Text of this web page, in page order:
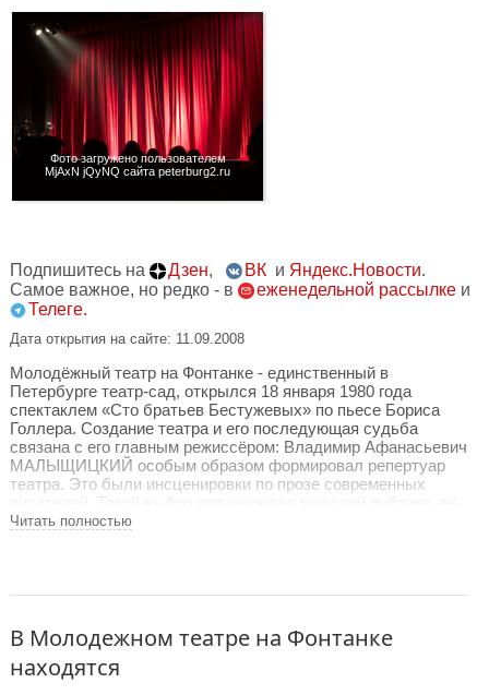
Фото загружено пользователем
MjAxN jQyNQ сайта peterburg2.ru
Подпишитесь на Дзен, ВК и Яндекс.Новости.
Самое важное, но редко - в
еженедельной рассылке и
Телеге.
Дата открытия на сайте: 11.09.2008
Молодёжный театр на Фонтанке - единственный в
Петербурге театр-сад, открылся 18 января 1980 года
спектаклем «Сто братьев Бестужевых» по пьесе Бориса
Голлера. Создание театра и его последующая судьба
связана с его главным режиссёром: Владимир Афанасьевич
МАЛЫЩИЦКИЙ особым образом формировал репертуар
театра. Это были инсценировки по прозе современных
писателей. Такой выбор импонировал молодой публике, её
привлекала особая интонация спектаклей - то
Михайлович ПАДВЕ - талантливый ленинградский режиссёр,
сохранил своё название, труппу и некоторые спектакли, но
внутренне изменился: не публицистика, а тончайший
психологизм, жизнь человеческого духа привлекали
режиссёра.
Читать полностью
В Молодежном театре на Фонтанке
находятся